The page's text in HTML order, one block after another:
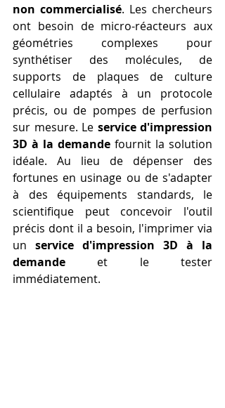
non commercialisé. Les chercheurs
ont besoin de micro-réacteurs aux
géométries complexes pour
synthétiser des molécules, de
supports de plaques de culture
cellulaire adaptés à un protocole
précis, ou de pompes de perfusion
sur mesure. Le service d'impression
3D à la demande fournit la solution
idéale. Au lieu de dépenser des
fortunes en usinage ou de s'adapter
à des équipements standards, le
scientifique peut concevoir l'outil
précis dont il a besoin, l'imprimer via
un service d'impression 3D à la
demande et le tester
immédiatement.